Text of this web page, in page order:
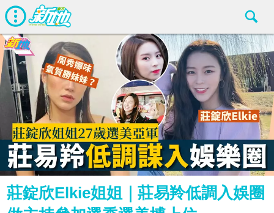
莊錠欣Elkie姐姐｜莊易羚低調入娛圈